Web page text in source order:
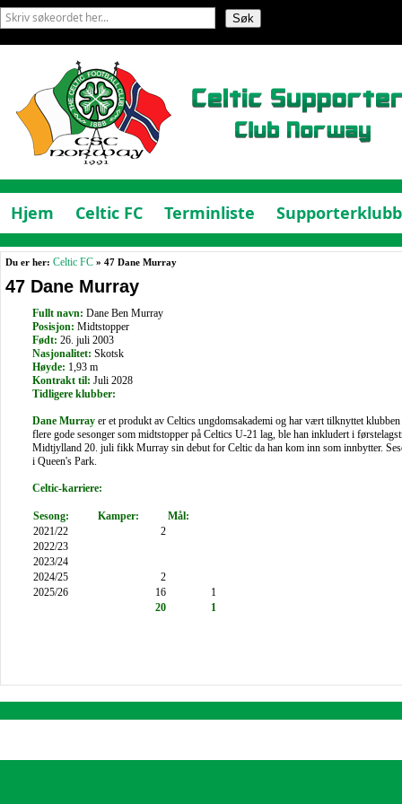
Hjem Celtic FC Terminliste
Du er her: Celtic FC » 47 Dane Murray
47 Dane Murray
Fullt navn: Dane Ben Murray
Posisjon: Midtstopper
Født: 26. juli 2003
Nasjonalitet: Skotsk
Høyde: 1,93 m
Kontrakt til: Juli 2028
Tidligere klubber:
Dane Murray er et produkt av Celtics ungdomsakademi og har vært tilknyttet
flere gode sesonger som midtstopper på Celtics U-21 lag, ble han inkludert i
Midtjylland 20. juli fikk Murray sin debut for Celtic da han kom inn som innbytter.
i Queen's Park.
Celtic-karriere:
Sesong: Kamper:
Mål:
2021/22
2
2022/23
2023/24
2024/25
2
2025/26
16
1
20
1